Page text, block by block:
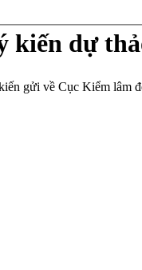
kiến dự
gửi về Cục Kiểm lâm